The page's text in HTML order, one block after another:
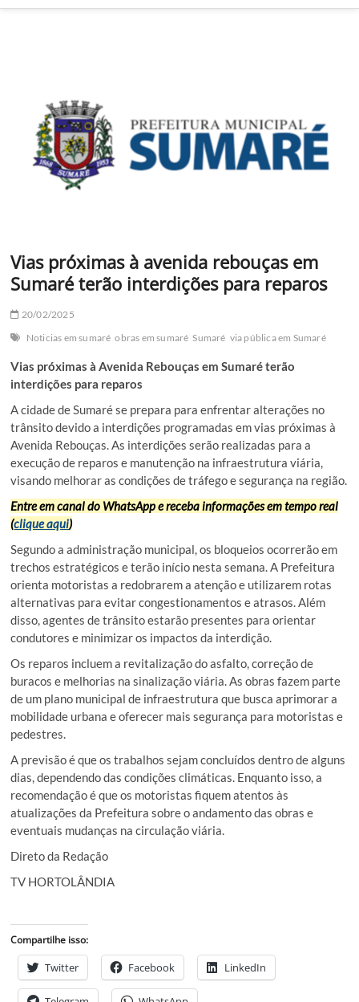
Vias próximas à avenida rebouças em
Sumaré terão interdições para reparos
20/02/2025
Noticias em sumaré obras em sumaré Sumaré via pública em Sumaré
Vias próximas à Avenida Rebouças em Sumaré terão
interdições para reparos
A cidade de Sumaré se prepara para enfrentar alterações no
trânsito devido a interdições programadas em vias próximas à
Avenida Rebouças. As interdições serão realizadas para a
execução de reparos e manutenção na infraestrutura viária,
visando melhorar as condições de tráfego e segurança na região.
Entre em canal do WhatsApp e receba informações em tempo real
(clique aqui)
Segundo a administração municipal, os bloqueios ocorrerão em
trechos estratégicos e terão início nesta semana. A Prefeitura
orienta motoristas a redobrarem a atenção e utilizarem rotas
alternativas para evitar congestionamentos e atrasos. Além
disso, agentes de trânsito estarão presentes para orientar
condutores e minimizar os impactos da interdição.
Os reparos incluem a revitalização do asfalto, correção de
buracos e melhorias na sinalização viária. As obras fazem parte
de um plano municipal de infraestrutura que busca aprimorar a
mobilidade urbana e oferecer mais segurança para motoristas e
pedestres.
A previsão é que os trabalhos sejam concluídos dentro de alguns
dias, dependendo das condições climáticas. Enquanto isso, a
recomendação é que os motoristas fiquem atentos às
atualizações da Prefeitura sobre o andamento das obras e
eventuais mudanças na circulação viária.
Direto da Redação
TV HORTOLÂNDIA
Compartilhe isso:
Twitter Facebook LinkedIn